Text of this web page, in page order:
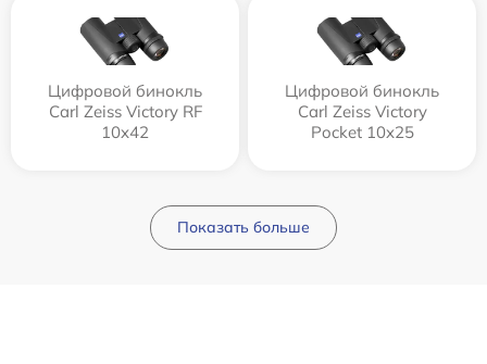
Цифровой бинокль
Carl Zeiss Victory RF
10x42
Цифровой бинокль
Carl Zeiss Victory
Pocket 10x25
Показать больше